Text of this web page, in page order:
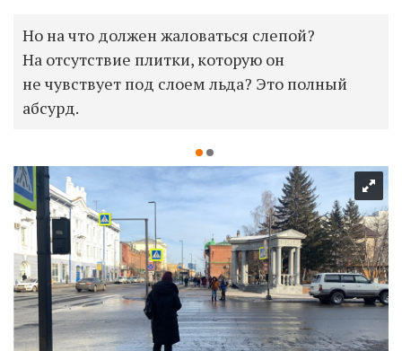
Но на что должен жаловаться слепой?
На отсутствие плитки, которую он
не чувствует под слоем льда? Это полный
абсурд.